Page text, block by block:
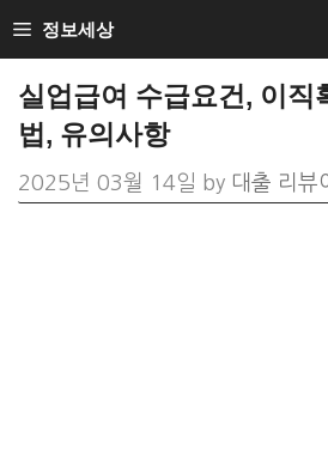
Skip
to
content
정보세상
실업급여 수급요건, 이직
법, 유의사항
2025년 03월 14일 by 대출 리뷰